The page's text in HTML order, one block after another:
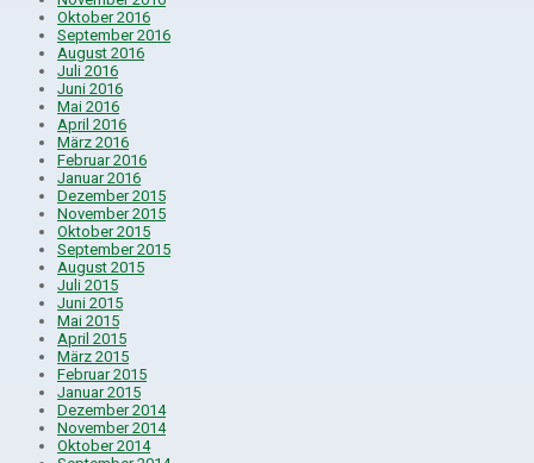
Oktober 2016
September 2016
August 2016
Juli 2016
Juni 2016
Mai 2016
April 2016
März 2016
Februar 2016
Januar 2016
Dezember 2015
November 2015
Oktober 2015
September 2015
August 2015
Juli 2015
Juni 2015
Mai 2015
April 2015
März 2015
Februar 2015
Januar 2015
Dezember 2014
November 2014
Oktober 2014